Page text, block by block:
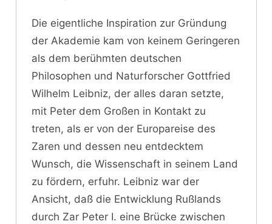
Die eigentliche Inspiration zur Gründung
der Akademie kam von keinem Geringeren
als dem berühmten deutschen
Philosophen und Naturforscher Gottfried
Wilhelm Leibniz, der alles daran setzte,
mit Peter dem Großen in Kontakt zu
treten, als er von der Europareise des
Zaren und dessen neu entdecktem
Wunsch, die Wissenschaft in seinem Land
zu fördern, erfuhr. Leibniz war der
Ansicht, daß die Entwicklung Rußlands
durch Zar Peter I. eine Brücke zwischen